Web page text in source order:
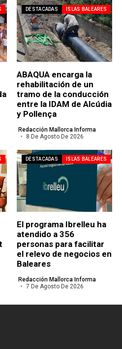
DESTACADAS ISLAS BALEARES
ABAQUA encarga la
rehabilitación de un
tramo de la conducción
entre la IDAM de Alcúdia
y Pollença
Redacción Mallorca Informa
8 De Agosto De 2026
DESTACADAS ISLAS BALEARES
El programa Ibrelleu ha
atendido a 356
personas para facilitar
el relevo de negocios en
Baleares
Redacción Mallorca Informa
7 De Agosto De 2026